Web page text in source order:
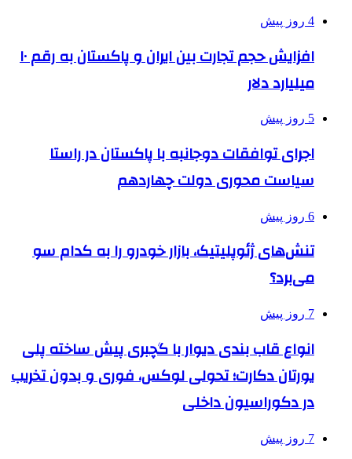
4 روز پیش
افزایش حجم تجارت بین ایران و پاکستان به رقم ۱۰
میلیارد دلار
5 روز پیش
اجرای توافقات دوجانبه با پاکستان در راستا
سیاست محوری دولت چهاردهم
6 روز پیش
تنش‌های ژئوپلیتیک، بازار خودرو را به کدام سو
می‌برد؟
7 روز پیش
انواع قاب بندی دیوار با گچبری پیش ساخته پلی
یورتان دکارت؛ تحولی لوکس، فوری و بدون تخریب
در دکوراسیون داخلی
7 روز پیش